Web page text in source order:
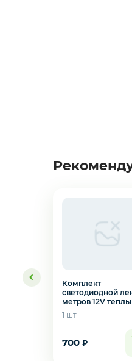
Комплект
светодиодной
метров 12V
белый
1 шт
700 ₽